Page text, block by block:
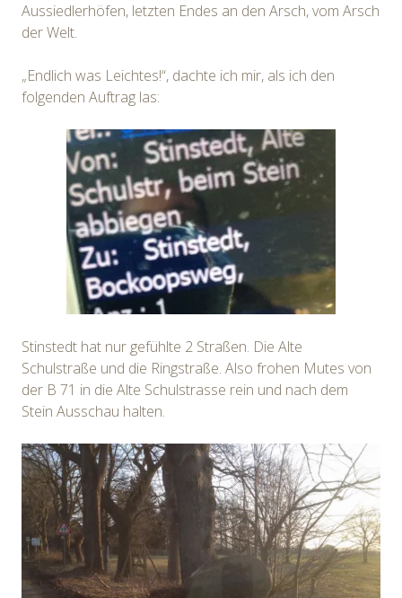
Aussiedlerhöfen, letzten Endes an den Arsch, vom Arsch
der Welt.
„Endlich was Leichtes!“, dachte ich mir, als ich den
folgenden Auftrag las:
Stinstedt hat nur gefühlte 2 Straßen. Die Alte
Schulstraße und die Ringstraße. Also frohen Mutes von
der B 71 in die Alte Schulstrasse rein und nach dem
Stein Ausschau halten.